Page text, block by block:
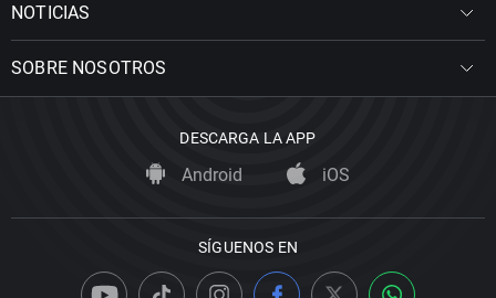
NOTICIAS
SOBRE NOSOTROS
DESCARGA LA APP
Android iOS
SÍGUENOS EN